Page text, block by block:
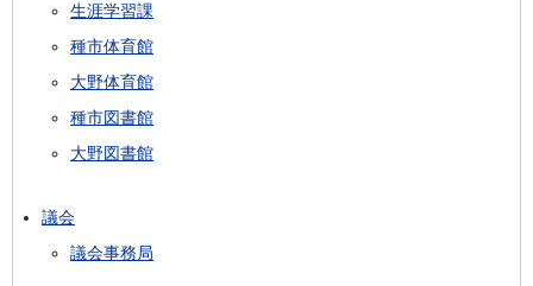
生涯学習課
種市体育館
大野体育館
種市図書館
大野図書館
議会
議会事務局